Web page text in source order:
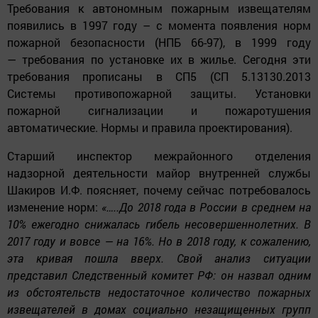
Требования к автономным пожарным извещателям
появились в 1997 году – с момента появления норм
пожарной безопасности (НПБ 66-97), в 1999 году
— требования по установке их в жилье. Сегодня эти
требования прописаны в СП5 (СП 5.13130.2013
Системы противопожарной защиты. Установки
пожарной сигнализации и пожаротушения
автоматические. Нормы и правила проектирования).
Старший инспектор межрайонного отделения
надзорной деятельности майор внутренней службы
Шакиров И.Ф. поясняет, почему сейчас потребовалось
изменение норм: «…..До 2018 года в России в среднем на
10% ежегодно снижалась гибель несовершеннолетних. В
2017 году и вовсе — на 16%. Но в 2018 году, к сожалению,
эта кривая пошла вверх. Свой анализ ситуации
представил Следственный комитет РФ: он назвал одним
из обстоятельств недостаточное количество пожарных
извещателей в домах социально незащищенных групп